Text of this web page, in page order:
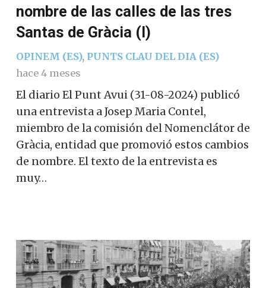
nombre de las calles de las tres
Santas de Gràcia (I)
OPINEM (ES), PUNTS CLAU DEL DIA (ES)
hace 4 meses
El diario El Punt Avui (31-08-2024) publicó
una entrevista a Josep Maria Contel,
miembro de la comisión del Nomenclátor de
Gràcia, entidad que promovió estos cambios
de nombre. El texto de la entrevista es
muy…